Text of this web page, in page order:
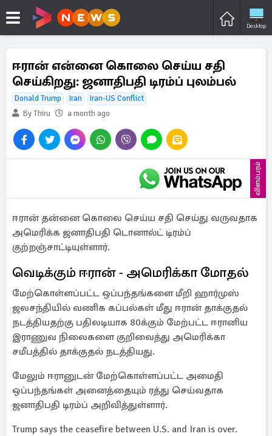
Desktop
ஈரான் என்னை கொலை செய்ய சதி
செய்கிறது: ஜனாதிபதி டிரம்ப் புலம்பல்
Donald Trump Iran
Iran-US Conflict
By Thiru
a month ago
விளம்பரம்
ஈரான் தன்னை கொலை செய்ய சதி செய்து வருவதாக
அமெரிக்க ஜனாதிபதி டொனால்ட் டிரம்ப்
குற்றஞ்சாட்டியுள்ளார்.
வெடிக்கும் ஈரான் - அமெரிக்கா மோதல்
மேற்கொள்ளப்பட்ட ஒப்பந்தங்களை மீறி ஹார்முஸ்
ஜலசந்தியில் வணிக கப்பல்கள் மீது ஈரான் தாக்குதல்
நடத்தியதற்கு பதிலடியாக 80க்கும் மேற்பட்ட ஈரானிய
இராணுவ நிலைகளை குறிவைத்து அமெரிக்கா
சமீபத்தில் தாக்குதல் நடத்தியது.
மேலும் ஈரானுடன் மேற்கொள்ளப்பட்ட அமைதி
ஒப்பந்தங்கள் அனைத்தையும் ரத்து செய்வதாக
ஜனாதிபதி டிரம்ப் அறிவித்துள்ளார்.
Trump says the ceasefire between U.S. and Iran is over.